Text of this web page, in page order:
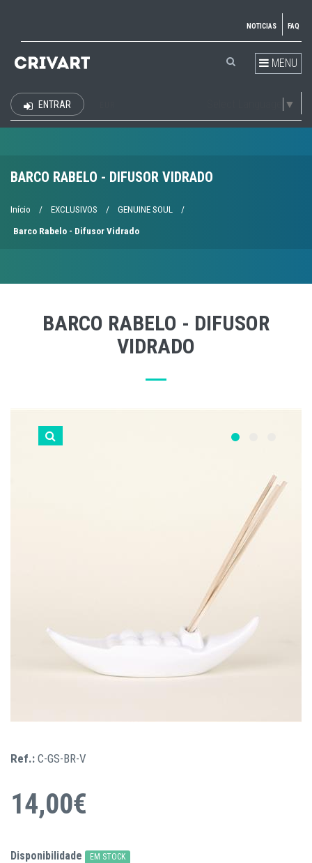
NOTICIAS FAQ
MENU
▼
ENTRAR
BARCO RABELO - DIFUSOR VIDRADO
Início / EXCLUSIVOS / GENUINE SOUL /
Barco Rabelo - Difusor Vidrado
BARCO RABELO - DIFUSOR
VIDRADO
Ref.: C-GS-BR-V
14,00€
Disponibilidade EM STOCK